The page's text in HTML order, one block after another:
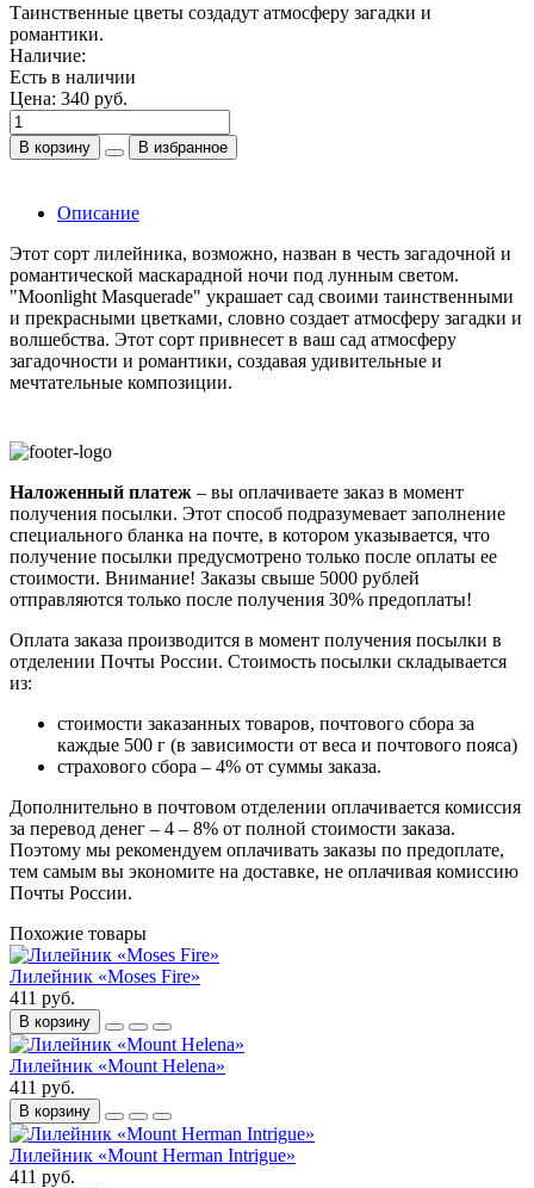
Таинственные цветы создадут атмосферу загадки и
романтики.
Наличие:
Есть в наличии
Цена: 340 руб.
В корзину В избранное
Описание
Этот сорт лилейника, возможно, назван в честь загадочной и
романтической маскарадной ночи под лунным светом.
"Moonlight Masquerade" украшает сад своими таинственными
и прекрасными цветками, словно создает атмосферу загадки и
волшебства. Этот сорт привнесет в ваш сад атмосферу
загадочности и романтики, создавая удивительные и
мечтательные композиции.
Наложенный платеж – вы оплачиваете заказ в момент
получения посылки. Этот способ подразумевает заполнение
специального бланка на почте, в котором указывается, что
получение посылки предусмотрено только после оплаты ее
стоимости. Внимание! Заказы свыше 5000 рублей
отправляются только после получения 30% предоплаты!
Оплата заказа производится в момент получения посылки в
отделении Почты России. Стоимость посылки складывается
из:
стоимости заказанных товаров, почтового сбора за
каждые 500 г (в зависимости от веса и почтового пояса)
страхового сбора – 4% от суммы заказа.
Дополнительно в почтовом отделении оплачивается комиссия
за перевод денег – 4 – 8% от полной стоимости заказа.
Поэтому мы рекомендуем оплачивать заказы по предоплате,
тем самым вы экономите на доставке, не оплачивая комиссию
Почты России.
Похожие товары
Лилейник «Moses Fire»
411 руб.
В корзину
Лилейник «Mount Helena»
411 руб.
В корзину
Лилейник «Mount Herman Intrigue»
411 руб.